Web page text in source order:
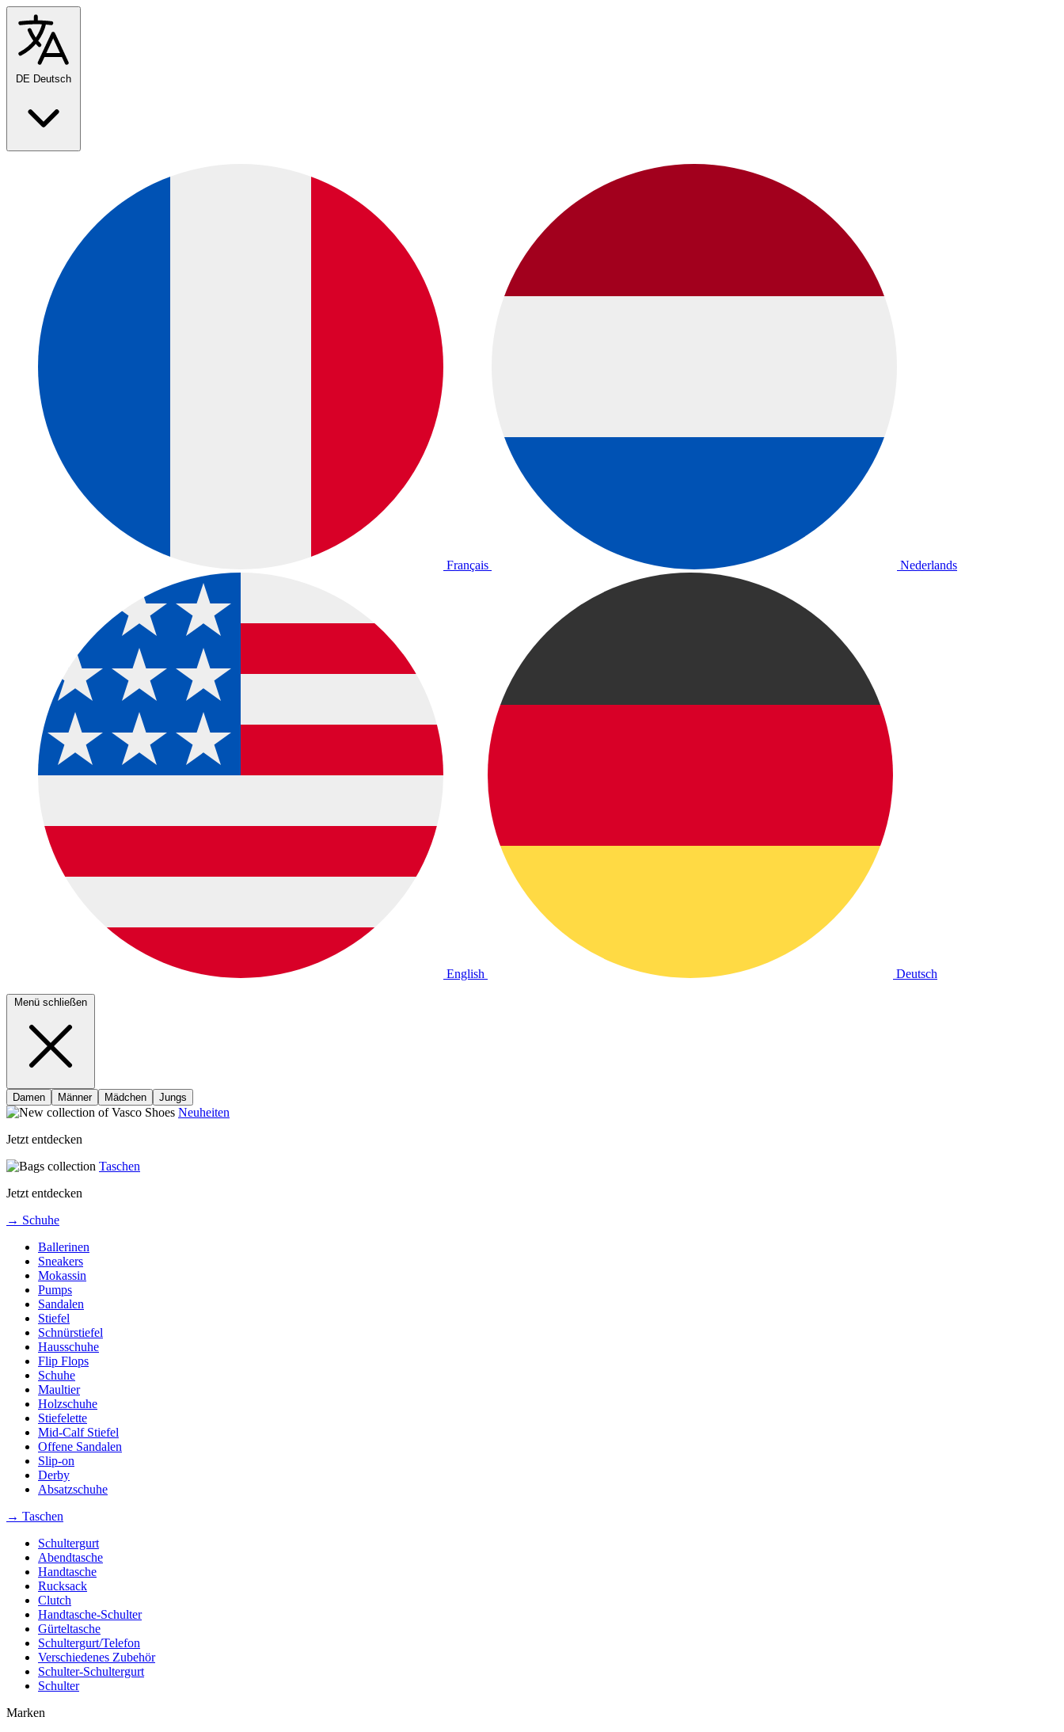
DE Deutsch
Français Nederlands
English Deutsch
Menü schließen
Damen Männer Mädchen Jungs
Neuheiten
Jetzt entdecken
Taschen
Jetzt entdecken
→ Schuhe
Ballerinen
Sneakers
Mokassin
Pumps
Sandalen
Stiefel
Schnürstiefel
Hausschuhe
Flip Flops
Schuhe
Maultier
Holzschuhe
Stiefelette
Mid-Calf Stiefel
Offene Sandalen
Slip-on
Derby
Absatzschuhe
→ Taschen
Schultergurt
Abendtasche
Handtasche
Rucksack
Clutch
Handtasche-Schulter
Gürteltasche
Schultergurt/Telefon
Verschiedenes Zubehör
Schulter-Schultergurt
Schulter
Marken